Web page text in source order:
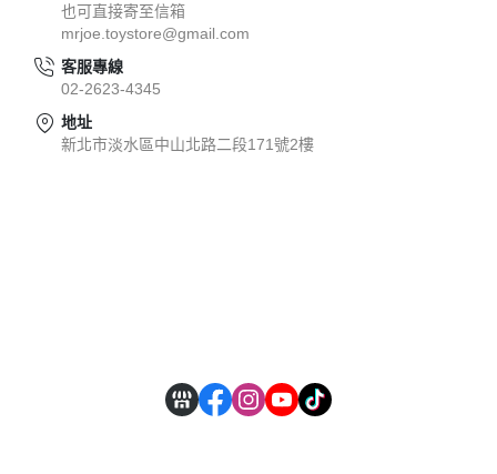
也可直接寄至信箱
mrjoe.toystore@gmail.com
客服專線
02-2623-4345
地址
新北市淡水區中山北路二段171號2樓